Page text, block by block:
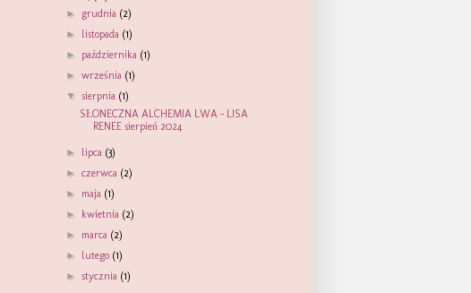
► grudnia (2)
► listopada (1)
► października (1)
►września (1)
▼sierpnia (1)
SŁONECZNA ALCHEMIA LWA – LISA
RENEE sierpień 2024
► lipca (3)
►czerwca (2)
► maja (1)
► kwietnia (2)
► marca (2)
► lutego (1)
►stycznia (1)